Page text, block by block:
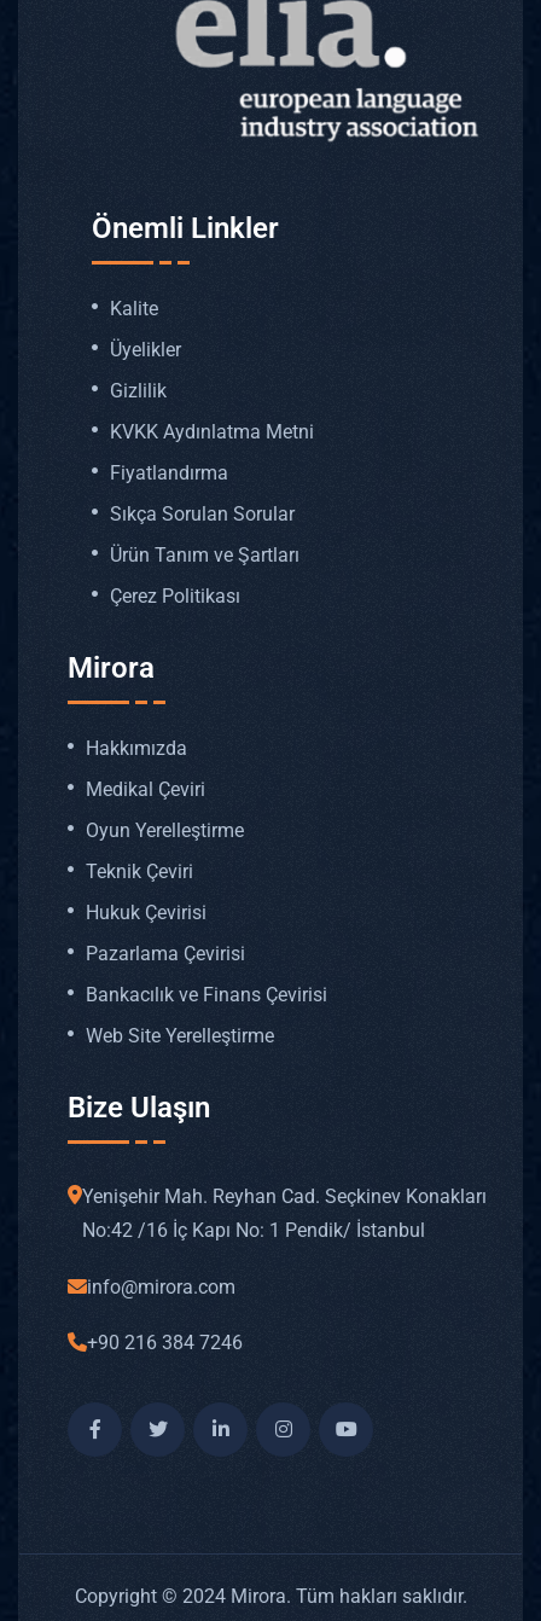
Önemli Linkler
Kalite
Üyelikler
Gizlilik
KVKK Aydınlatma Metni
Fiyatlandırma
Sıkça Sorulan Sorular
Ürün Tanım ve Şartları
Çerez Politikası
Mirora
Hakkımızda
Medikal Çeviri
Oyun Yerelleştirme
Teknik Çeviri
Hukuk Çevirisi
Pazarlama Çevirisi
Bankacılık ve Finans Çevirisi
Web Site Yerelleştirme
Bize Ulaşın
Yenişehir Mah. Reyhan Cad. Seçkinev Konakları
No: 42 /16 İç Kapı No: 1 Pendik/ İstanbul
info@mirora.com
+90 216 384 7246
Copyright © 2024 Mirora. Tüm hakları saklıdır.